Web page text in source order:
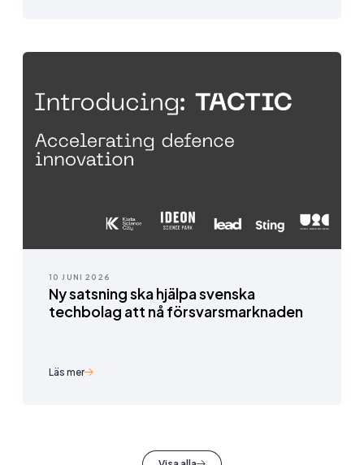
10 JUNI 2026
Ny satsning ska hjälpa svenska
techbolag att nå försvarsmarknaden
Läs mer